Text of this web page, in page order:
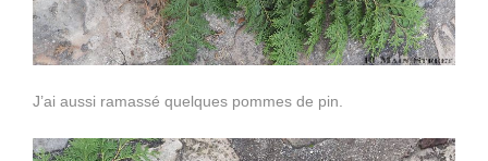
J’ai aussi ramassé quelques pommes de pin.